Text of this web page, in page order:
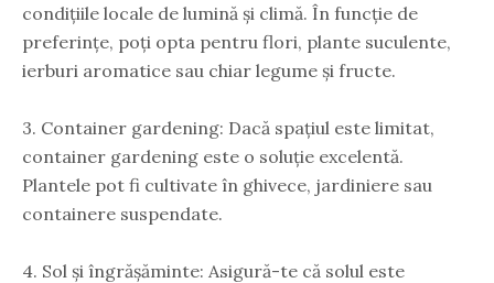
condițiile locale de lumină și climă. În funcție de
preferințe, poți opta pentru flori, plante suculente,
ierburi aromatice sau chiar legume și fructe.
3. Container gardening: Dacă spațiul este limitat,
container gardening este o soluție excelentă.
Plantele pot fi cultivate în ghivece, jardiniere sau
containere suspendate.
4. Sol și îngrășăminte: Asigură-te că solul este